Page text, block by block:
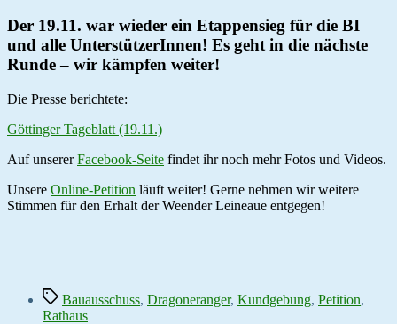
Der 19.11. war wieder ein Etappensieg für die BI
und alle UnterstützerInnen! Es geht in die nächste
Runde – wir kämpfen weiter!
Die Presse berichtete:
Göttinger Tageblatt (19.11.)
Auf unsererFacebook-Seite findet ihr noch mehr Fotos und Videos.
Unsere Online-Petition läuft weiter! Gerne nehmen wir weitere
Stimmen für den Erhalt der Weender Leineaue entgegen!
Schlagwörter
Bauausschuss, Dragoneranger, Kundgebung, Petition,
Rathaus